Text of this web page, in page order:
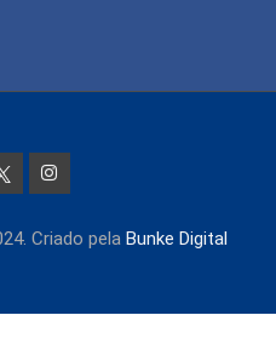
Criado pela Bunke Digital